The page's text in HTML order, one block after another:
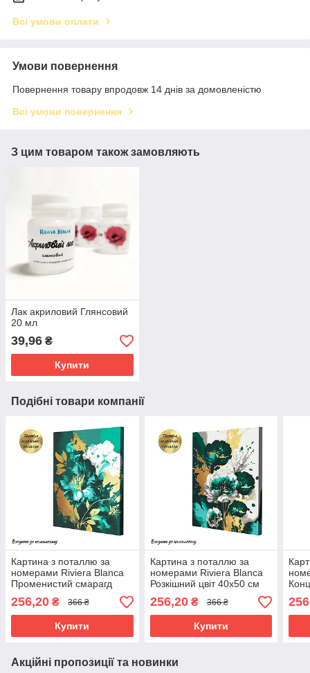
Всі умови оплати
Умови повернення
Повернення товару впродовж 14 днів за домовленістю
Всі умови повернення
З цим товаром також замовляють
Лак акриловий Глянсовий
20 мл
39,96 ₴
Купити
Подібні товари компанії
Картина з поталлю за
номерами Riviera Blanca
Променистий смарагд
256,20 ₴ 366 ₴
Купити
Картина з поталлю за
номерами Riviera Blanca
Розкішний цвіт 40x50 см
256,20₴ 366 ₴
Купити
Акційні пропозиції та новинки